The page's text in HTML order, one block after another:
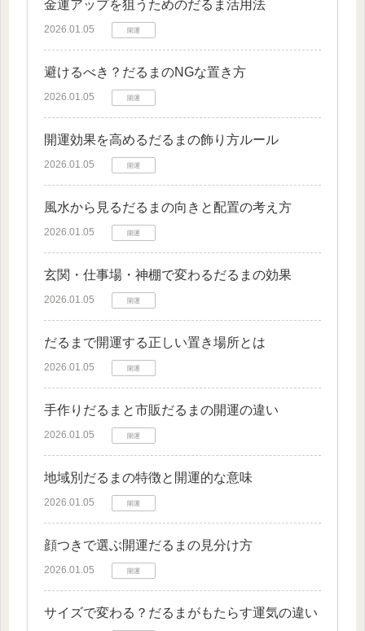
金運アップを狙うためのだるま活用法
2026.01.05 開運
避けるべき？だるまのNGな置き方
2026.01.05 開運
開運効果を高めるだるまの飾り方ルール
2026.01.05 開運
風水から見るだるまの向きと配置の考え方
2026.01.05 開運
玄関・仕事場・神棚で変わるだるまの効果
2026.01.05 開運
だるまで開運する正しい置き場所とは
2026.01.05 開運
手作りだるまと市販だるまの開運の違い
2026.01.05 開運
地域別だるまの特徴と開運的な意味
2026.01.05 開運
顔つきで選ぶ開運だるまの見分け方
2026.01.05 開運
サイズで変わる？だるまがもたらす運気の違い